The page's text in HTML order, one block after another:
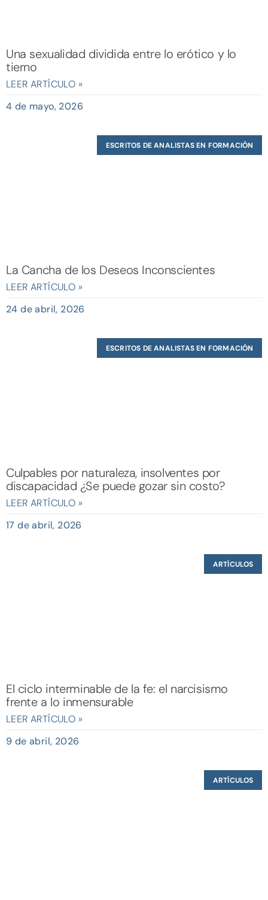
Una sexualidad dividida entre lo erótico y lo
tierno
LEER ARTÍCULO »
4 de mayo, 2026
ESCRITOS DE ANALISTAS EN FORMACIÓN
La Cancha de los Deseos Inconscientes
LEER ARTÍCULO »
24 de abril, 2026
ESCRITOS DE ANALISTAS EN FORMACIÓN
Culpables por naturaleza, insolventes por
discapacidad ¿Se puede gozar sin costo?
LEER ARTÍCULO »
17 de abril, 2026
ARTÍCULOS
El ciclo interminable de la fe: el narcisismo
frente a lo inmensurable
LEER ARTÍCULO »
9 de abril, 2026
ARTÍCULOS